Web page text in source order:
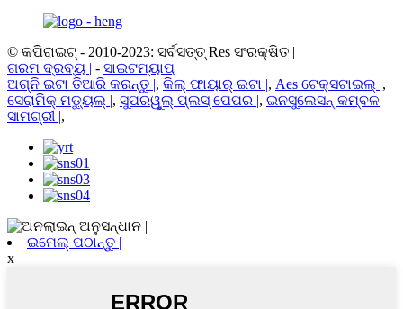
© କପିରାଇଟ୍ - 2010-2023: ସର୍ବସତ୍ତ୍ Res ସଂରକ୍ଷିତ |
ଗରମ ଦ୍ରବ୍ୟ | - ସାଇଟମ୍ୟାପ୍
ଅଗ୍ନି ଇଟା ତିଆରି କରନ୍ତୁ |, କିଲ୍ ଫାୟାର୍ ଇଟା |, Aes ଟେକ୍ସଟାଇଲ୍ |,
ସେରାମିକ୍ ମଡ୍ୟୁଲ୍ |, ସୁପରୱୁଲ୍ ପ୍ଲସ୍ ପେପର |, ଇନସୁଲେସନ୍ କମ୍ବଳ
ସାମଗ୍ରୀ |,
ଇମେଲ୍ ପଠାନ୍ତୁ |
x